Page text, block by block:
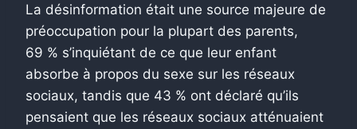
La désinformation était une source majeure de
préoccupation pour la plupart des parents,
69 % s’inquiétant de ce que leur enfant
absorbe à propos du sexe sur les réseaux
sociaux, tandis que 43 % ont déclaré qu’ils
pensaient que les réseaux sociaux atténuaient